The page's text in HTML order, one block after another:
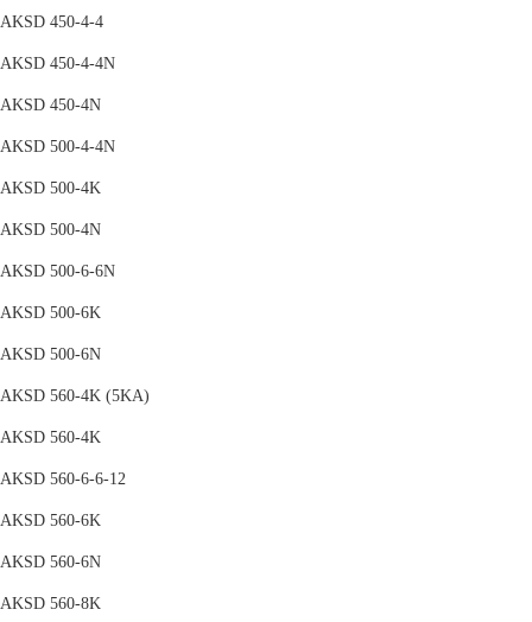
AKSD 450-4-4
AKSD 450-4-4N
AKSD 450-4N
AKSD 500-4-4N
AKSD 500-4K
AKSD 500-4N
AKSD 500-6-6N
AKSD 500-6K
AKSD 500-6N
AKSD 560-4K (5KA)
AKSD 560-4K
AKSD 560-6-6-12
AKSD 560-6K
AKSD 560-6N
AKSD 560-8K